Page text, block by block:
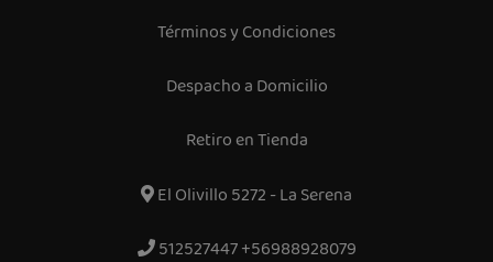
Términos y Condiciones
Despacho a Domicilio
Retiro en Tienda
El Olivillo 5272 - La Serena
512527447 +56988928079